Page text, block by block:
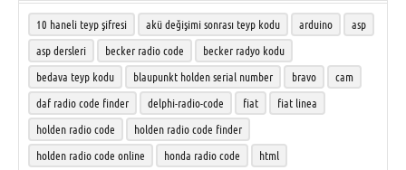
10 haneli teyp şifresi akü değişimi sonrası teyp kodu arduino
asp
asp dersleri
becker radio code
becker radyo kodu
bedava teyp kodu
blaupunkt holden serial number bravo
cam
daf radio code finder
delphi-radio-code fiat
fiat linea
holden radio code
holden radio code finder
holden radio code online
honda radio code
html